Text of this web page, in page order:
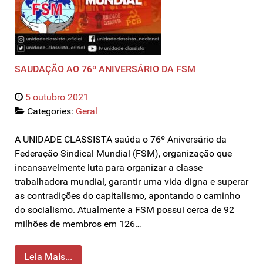
SAUDAÇÃO AO 76º ANIVERSÁRIO DA FSM
5 outubro 2021
Categories: Geral
A UNIDADE CLASSISTA saúda o 76º Aniversário da
Federação Sindical Mundial (FSM), organização que
incansavelmente luta para organizar a classe
trabalhadora mundial, garantir uma vida digna e superar
as contradições do capitalismo, apontando o caminho
do socialismo. Atualmente a FSM possui cerca de 92
milhões de membros em 126…
Leia Mais...